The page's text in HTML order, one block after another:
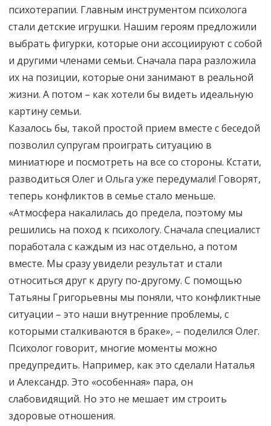
психотерапии. Главным инструментом психолога
стали детские игрушки. Нашим героям предложили
выбрать фигурки, которые они ассоциируют с собой
и другими членами семьи. Сначала пара разложила
их на позиции, которые они занимают в реальной
жизни. А потом – как хотели бы видеть идеальную
картину семьи.
Казалось бы, такой простой прием вместе с беседой
позволил супругам проиграть ситуацию в
миниатюре и посмотреть на все со стороны. Кстати,
разводиться Олег и Ольга уже передумали! Говорят,
теперь конфликтов в семье стало меньше.
«Атмосфера накалилась до предела, поэтому мы
решились на поход к психологу. Сначала специалист
поработала с каждым из нас отдельно, а потом
вместе. Мы сразу увидели результат и стали
относиться друг к другу по-другому. С помощью
Татьяны Григорьевны мы поняли, что конфликтные
ситуации – это наши внутренние проблемы, с
которыми сталкиваются в браке», – поделился Олег.
Психолог говорит, многие моменты можно
предупредить. Например, как это сделали Наталья
и Александр. Это «особенная» пара, он
слабовидящий. Но это не мешает им строить
здоровые отношения.